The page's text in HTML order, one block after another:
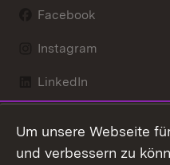
Facebook
Instagram
LinkedIn
X / Twitter
Um unsere Webseite
und verbessern zu